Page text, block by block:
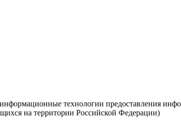
технологии предоставления
на территории Российской Федерации)